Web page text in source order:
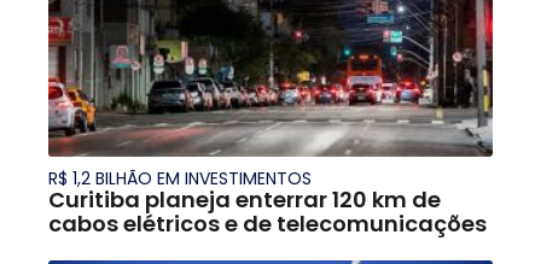
R$ 1,2 BILHÃO EM INVESTIMENTOS
Curitiba planeja enterrar 120 km de
cabos elétricos e de telecomunicações